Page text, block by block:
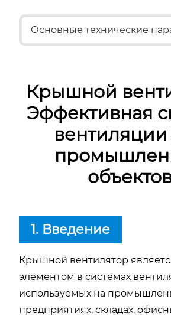
Основные технические
Крышной
Эффективная
1. Введение
Крышной вентилятор
элементом в системах
используемых на
предприятиях, складах,